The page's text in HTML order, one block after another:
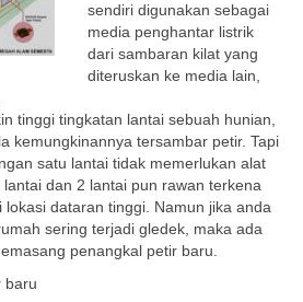
sendiri digunakan sebagai
media penghantar listrik
dari sambaran kilat yang
diteruskan ke media lain,
tinggi tingkatan lantai sebuah hunian,
kemungkinannya tersambar petir. Tapi
satu lantai tidak memerlukan alat
dan 2 lantai pun rawan terkena
dataran tinggi. Namun jika anda
sering terjadi gledek, maka ada
penangkal petir baru.
baru